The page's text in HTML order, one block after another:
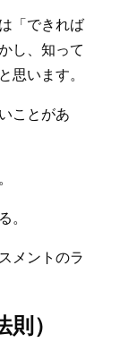
「できれば
し、知って
思います。
ことがあ
。
メントのラ
）